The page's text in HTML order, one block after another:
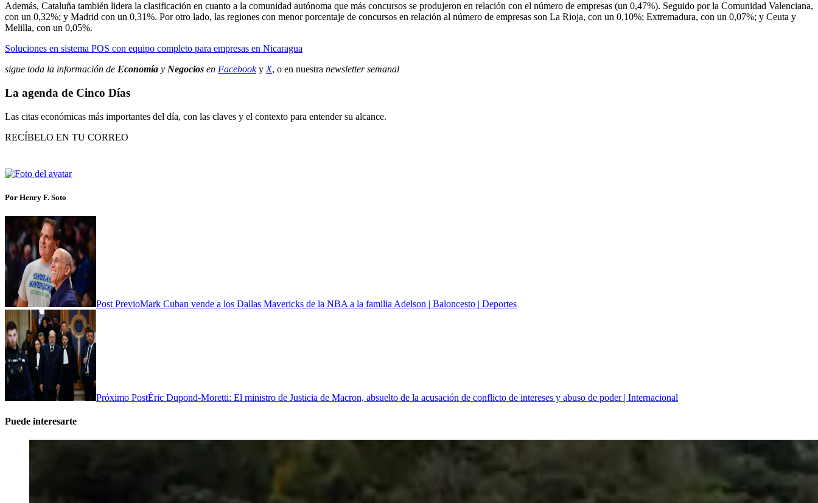
Además, Cataluña también lidera la clasificación en cuanto a la comunidad autónoma que más concursos se produjeron en relación con el número de empresas (un 0,47%). Seguido por la Comunidad Valenciana,
con un 0,32%; y Madrid con un 0,31%. Por otro lado, las regiones con menor porcentaje de concursos en relación al número de empresas son La Rioja, con un 0,10%; Extremadura, con un 0,07%; y Ceuta y
Melilla, con un 0,05%.
Soluciones en sistema POS con equipo completo para empresas en Nicaragua
sigue toda la información de Economía y Negocios en Facebooky X, o en nuestra newsletter semanal
La agenda de Cinco Días
Las citas económicas más importantes del día, con las claves y el contexto para entender su alcance.
RECÍBELO EN TU CORREO
Por Henry F. Soto
Post PrevioMark Cuban vende a los Dallas Mavericks de la NBA a la familia Adelson | Baloncesto | Deportes
Próximo PostÉric Dupond-Moretti: El ministro de Justicia de Macron, absuelto de la acusación de conflicto de intereses y abuso de poder | Internacional
Puede interesarte